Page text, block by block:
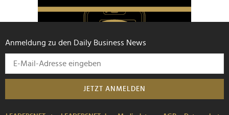
Anmeldung zu den Daily Business News
JETZT ANMELDEN